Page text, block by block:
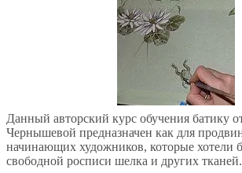
Данный авторский курс обучения батику
Чернышевой предназначен как для
начинающих художников, которые хотели
свободной росписи шелка и других тканей.